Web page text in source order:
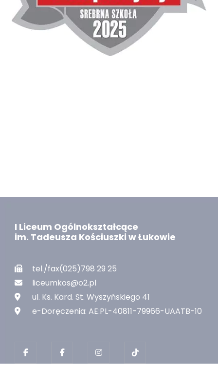
I Liceum Ogólnokształcące
im. Tadeusza Kościuszki w Łukowie
tel./fax(025)798 29 25
liceumkos@o2.pl
ul. Ks. Kard. St. Wyszyńskiego 41
e-Doręczenia: AE:PL-40811-79966-UAATB-10